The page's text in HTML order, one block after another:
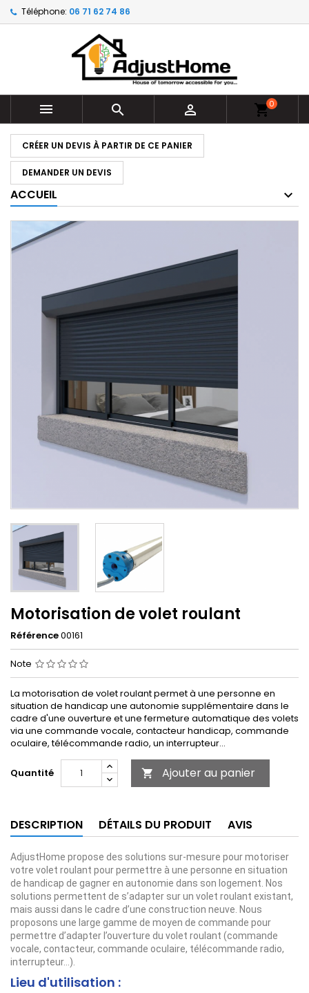
Téléphone: 06 71 62 74 86
   shopping_cart0
CRÉER UN DEVIS À PARTIR DE CE PANIER
DEMANDER UN DEVIS
ACCUEIL
Motorisation de volet roulant
Référence00161
Note
La motorisation de volet roulant permet à une personne en
situation de handicap une autonomie supplémentaire dans le
cadre d'une ouverture et une fermeture automatique des volets
via une commande vocale, contacteur handicap, commande
oculaire, télécommande radio, un interrupteur...
Quantité  Ajouter au panier
DESCRIPTION DÉTAILS DU PRODUIT AVIS
AdjustHome propose des solutions sur-mesure pour motoriser
votre volet roulant pour permettre à une personne en situation
de handicap de gagner en autonomie dans son logement. Nos
solutions permettent de s’adapter sur un volet roulant existant,
mais aussi dans le cadre d’une construction neuve. Nous
proposons une large gamme de moyen de commande pour
permettre d’adapter l’ouverture du volet roulant (commande
vocale, contacteur, commande oculaire, télécommande radio,
interrupteur…).
Lieu d'utilisation :